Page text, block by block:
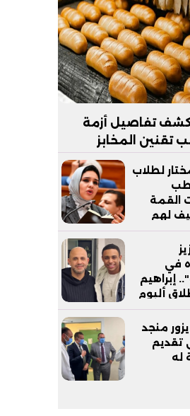
تفاصيل أزمة
تقنين المخابز
لطلاب
طب
القمة
لهم
في
إبراهيم
ألبوم
منجد
تقديم
له